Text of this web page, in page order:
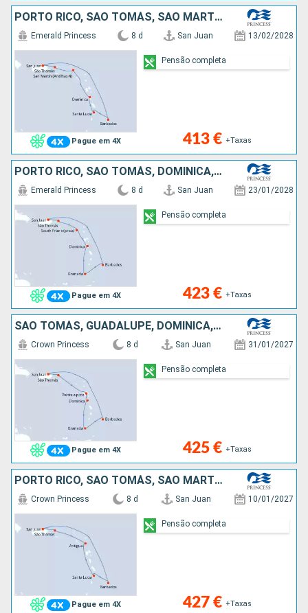
PORTO RICO, SÃO TOMÁS, SÃO MARTINHO, DOMINICA, SANTA LÚCIA, BARBADOS
Pague em 4X
Emerald Princess 8 d San Juan 13/02/2028
413 € +Taxas
Pensão completa
PORTO RICO, SÃO TOMÁS, DOMINICA, GRENADA, BARBADOS
Pague em 4X
Emerald Princess 8 d San Juan 23/01/2028
423 € +Taxas
Pensão completa
SÃO TOMÁS, GUADALUPE, DOMINICA, GRENADA, BARBADOS, PORTO RICO
Pague em 4X
Crown Princess 8 d San Juan 31/01/2027
425 € +Taxas
Pensão completa
PORTO RICO, SÃO TOMÁS, SÃO MARTINHO, ANTÍGUA E BARBUDA, SANTA LÚCIA, BARBADOS
Pague em 4X
Crown Princess 8 d San Juan 10/01/2027
427 € +Taxas
Pensão completa